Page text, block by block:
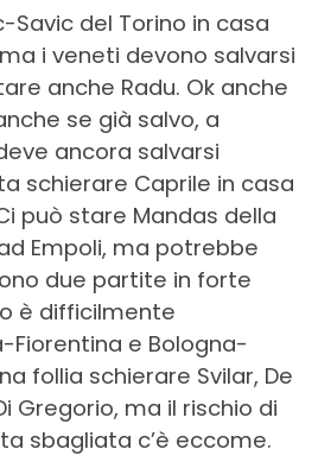
Savic del Torino in casa
i veneti devono salvarsi
anche Radu. Ok anche
se già salvo, a
ancora salvarsi
schierare Caprile in casa
può stare Mandas della
Empoli, ma potrebbe
due partite in forte
è difficilmente
Fiorentina e Bologna-
follia schierare Svilar, De
Gregorio, ma il rischio di
sbagliata c’è eccome.